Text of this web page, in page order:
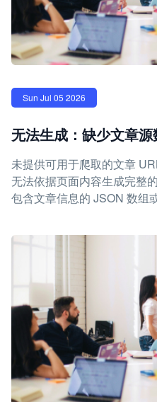
Sun Jul 05 2026
无法生成：缺少文章源
未提供可用于爬取的文章
无法依据页面内容生成完整
包含文章信息的 JSON 数组